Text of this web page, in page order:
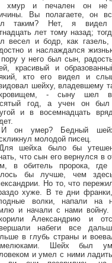
хмур и печален он не
Вы полагаете, он
таким? Нет, я видел
лет тому назад;
весел и бодр, как
и наслаждался
пору у него был сын,
красивый и
кто его видел и
шейху, владевшему
- сыну шел
год, а учен он был
и в восемнадцать
он умер? Бедный
молодой писец.
шейха было бы
что сын его вернулся в
в обитель пророка, где
бы лучше, чем
Но то, что
хуже. В те дни
волки, напали на
и начали с нами
Александрию и
набеги все
в глубь страны и
Шейх был
и умел с ними